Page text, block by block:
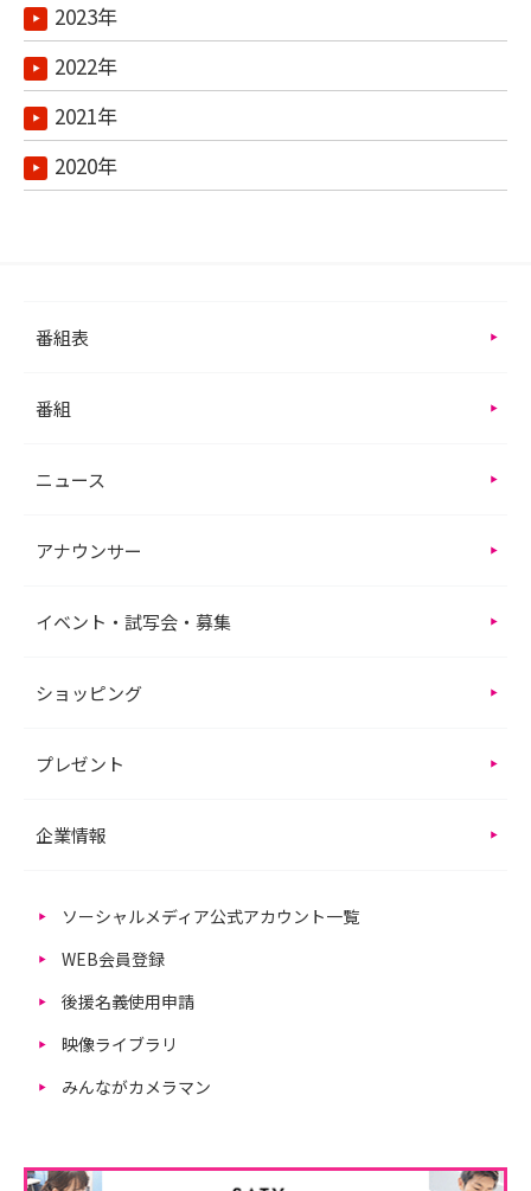
2023年
2022年
2021年
2020年
番組表
番組
ニュース
アナウンサー
イベント・試写会・募集
ショッピング
プレゼント
企業情報
ソーシャルメディア公式アカウント一覧
WEB会員登録
後援名義使用申請
映像ライブラリ
みんながカメラマン